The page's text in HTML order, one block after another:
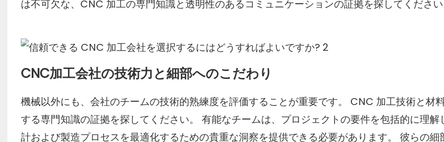
は不可欠な、CNC 加工の専門知識と透明性のあるコミュニケーションの証拠を探してください
CNC加工会社の技術力と細部へのこだわり
機械以外にも、会社のチームの技術的熟練度を評価することが重要です。 CNC 加工技術と材
する専門知識の証拠を探してください。 有能なチームは、プロジェクトの要件を包括的に理解
計および製造プロセスを最適化するための貴重な洞察を提供できる必要があります。 彼らの細